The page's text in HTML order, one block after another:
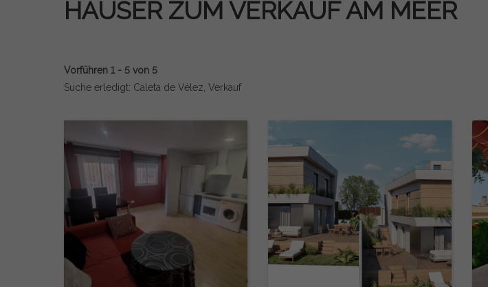
HÄUSER ZUM VERKAUF AM MEER
Vorführen 1 - 5 von 5
Suche erledigt: Caleta de Vélez, Verkauf